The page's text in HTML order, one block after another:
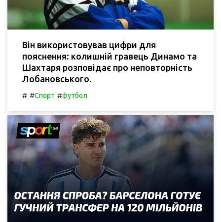
Він використовував цифри для
пояснення: колишній гравець Динамо та
Шахтаря розповідає про неповторність
Лобановського.
# #Спорт #футбол